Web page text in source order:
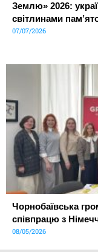
Землю» 2026:
світлинами
07/07/2026
Чорнобаївська
співпрацю з
08/05/2026